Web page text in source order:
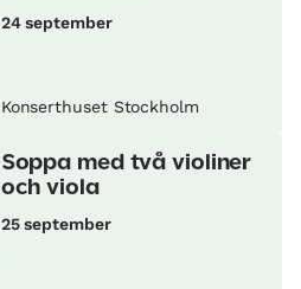
24 september
Konserthuset Stockholm
Soppa med två violiner
och viola
25 september